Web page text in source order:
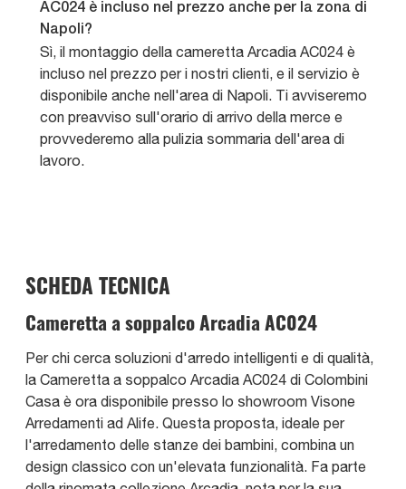
AC024 è incluso nel prezzo anche per la zona di
Napoli?
Sì, il montaggio della cameretta Arcadia AC024 è
incluso nel prezzo per i nostri clienti, e il servizio è
disponibile anche nell'area di Napoli. Ti avviseremo
con preavviso sull'orario di arrivo della merce e
provvederemo alla pulizia sommaria dell'area di
lavoro.
SCHEDA TECNICA
Cameretta a soppalco Arcadia AC024
Per chi cerca soluzioni d'arredo intelligenti e di qualità,
la Cameretta a soppalco Arcadia AC024 di Colombini
Casa è ora disponibile presso lo showroom Visone
Arredamenti ad Alife. Questa proposta, ideale per
l'arredamento delle stanze dei bambini, combina un
design classico con un'elevata funzionalità. Fa parte